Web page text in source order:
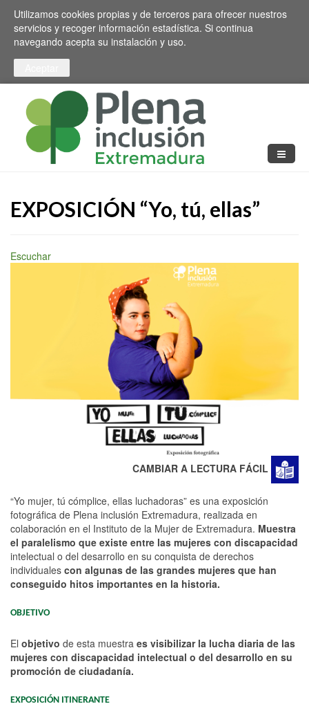
Pasar al contenido principal
Toggle high contrast
Utilizamos cookies propias y de terceros para ofrecer nuestros
servicios y recoger información estadística. Si continua
navegando acepta su instalación y uso.
EXPOSICIÓN “Yo, tú, ellas”
Escuchar
CAMBIAR A LECTURA FÁCIL
“Yo mujer, tú cómplice, ellas luchadoras” es una exposición
fotográfica de Plena inclusión Extremadura, realizada en
colaboración en el Instituto de la Mujer de Extremadura. Muestra
el paralelismo que existe entre las mujeres con discapacidad
intelectual o del desarrollo en su conquista de derechos
individuales con algunas de las grandes mujeres que han
conseguido hitos importantes en la historia.
OBJETIVO
El objetivo de esta muestra es visibilizar la lucha diaria de las
mujeres con discapacidad intelectual o del desarrollo en su
promoción de ciudadanía.
EXPOSICIÓN ITINERANTE